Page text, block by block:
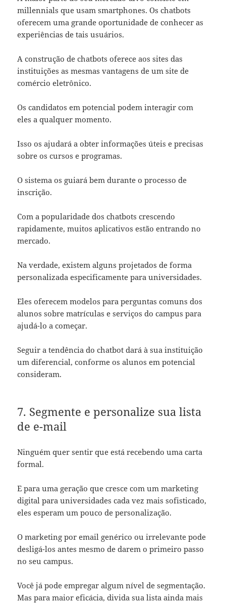
millennials que usam smartphones. Os chatbots
oferecem uma grande oportunidade de conhecer as
experiências de tais usuários.
A construção de chatbots oferece aos sites das
instituições as mesmas vantagens de um site de
comércio eletrônico.
Os candidatos em potencial podem interagir com
eles a qualquer momento.
Isso os ajudará a obter informações úteis e precisas
sobre os cursos e programas.
O sistema os guiará bem durante o processo de
inscrição.
Com a popularidade dos chatbots crescendo
rapidamente, muitos aplicativos estão entrando no
mercado.
Na verdade, existem alguns projetados de forma
personalizada especificamente para universidades.
Eles oferecem modelos para perguntas comuns dos
alunos sobre matrículas e serviços do campus para
ajudá-lo a começar.
Seguir a tendência do chatbot dará à sua instituição
um diferencial, conforme os alunos em potencial
consideram.
7. Segmente e personalize sua lista
de e-mail
Ninguém quer sentir que está recebendo uma carta
formal.
E para uma geração que cresce com um marketing
digital para universidades cada vez mais sofisticado,
eles esperam um pouco de personalização.
O marketing por email genérico ou irrelevante pode
desligá-los antes mesmo de darem o primeiro passo
no seu campus.
Você já pode empregar algum nível de segmentação.
Mas para maior eficácia, divida sua lista ainda mais